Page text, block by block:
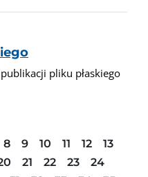
pliku płaskiego
8 9 10 11 12
13
21 22 23
24